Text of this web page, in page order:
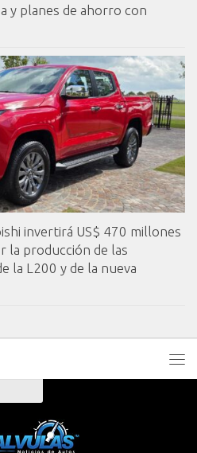
y planes de ahorro con
invertirá US$ 470 millones
la producción de las
la L200 y de la nueva